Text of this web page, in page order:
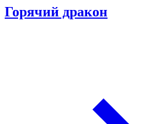
Горячий дракон